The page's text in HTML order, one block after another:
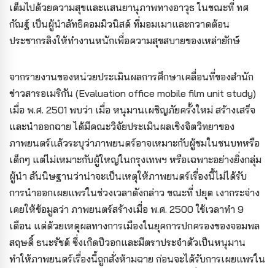
เต็มไปด้วยความสุขและแสนยานุภาพทางอาวุธ ในขณะที่ ทศ
กัณฐ์ เป็นผู้นำลัทธิคอมมิวนิสต์ ที่มอมเมาและกวาดต้อน
ประชากรลิงให้ทำงานหนักเพื่อความสุขสบายของเหล่ายักษ์
จากรายงานของหน่วยประเมินผลการศึกษาเคลื่อนที่ของสำนัก
ข่าวสารอเมริกัน (Evaluation office mobile film unit study)
เมื่อ พ.ศ. 2501 พบว่า เมื่อ หนุมานเผชิญภัยครั้งใหม่ สร้างเสร็จ
และนำออกฉาย ได้มีคณะวิจัยประเมินผลเชิงจิตวิทยาของ
ภาพยนตร์แล้วระบุว่าภาพยนตร์อาจเหมาะกับผู้ชมในชนบทหรือ
เด็กๆ แต่ไม่เหมาะกับผู้ใหญ่ในกรุงเทพฯ หรือเฉพาะอย่างยิ่งกลุ่ม
ผู้นำ สันนิษฐานว่าน่าจะเป็นเหตุให้ภาพยนตร์เรื่องนี้ไม่ได้รับ
การนำออกเผยแพร่ในช่วงเวลาดังกล่าว ขณะที่ ปยุต เงากระจ่าง
เคยให้ข้อมูลว่า ภาพยนตร์สร้างเมื่อ พ.ศ. 2500 ใช้เวลาทำ 9
เดือน แต่ด้วยเหตุผลทางการเมืองในยุคการปกครองของจอมพล
สฤษดิ์ ธนะรัชต์ ซึ่งเกิดปีวอกและมีตราประจำตัวเป็นหนุมาน
ทำให้ภาพยนตร์เรื่องนี้ถูกสั่งห้ามฉาย ก่อนจะได้รับการเผยแพร่ใน